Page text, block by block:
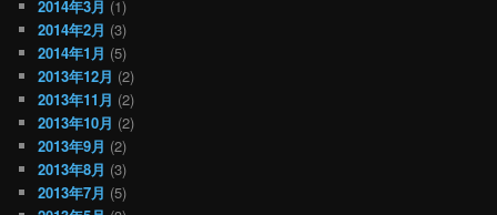
2014年3月 (1)
2014年2月 (3)
2014年1月 (5)
2013年12月 (2)
2013年11月 (2)
2013年10月 (2)
2013年9月 (2)
2013年8月 (3)
2013年7月 (5)